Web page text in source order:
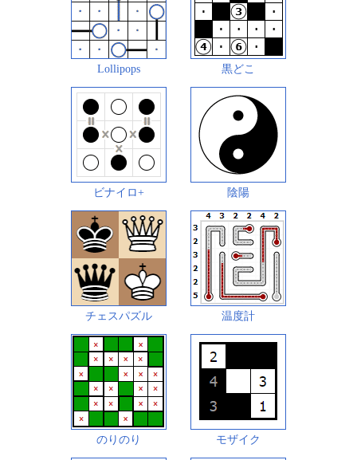
Lollipops 黒どこ
ビナイロ+ 陰陽
チェスパズル 温度計
のりのり モザイク